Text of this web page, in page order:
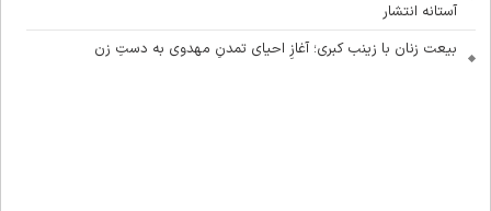
آستانه انتشار
بیعت زنان با زینب کبری؛ آغازِ احیای تمدنِ مهدوی به دستِ زن